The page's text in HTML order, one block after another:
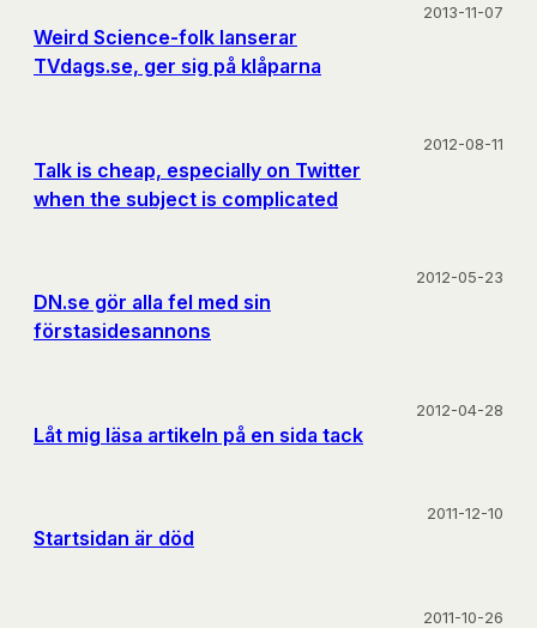
Weird Science-folk lanserar
TVdags.se, ger sig på klåparna
2013-11-07
Talk is cheap, especially on Twitter
when the subject is complicated
2012-08-11
DN.se gör alla fel med sin
förstasidesannons
2012-05-23
Låt mig läsa artikeln på en sida tack
2012-04-28
Startsidan är död
2011-12-10
2011-10-26